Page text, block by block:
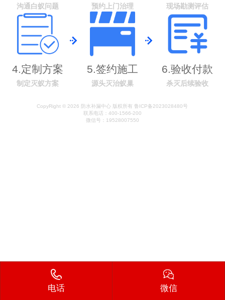
沟通白蚁问题 预约上门治理 现场勘测评估
4.定制方案
制定灭蚁方案
5.签约施工
源头灭治蚁巢
6.验收付款
杀灭后续验收
CopyRight © 2026 防水补漏中心 版权所有 鲁ICP备2023028480号
联系电话：400-1566-200
微信号：19528007550
电话 微信